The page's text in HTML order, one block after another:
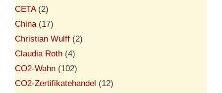
CETA(2)
China(17)
Christian Wulff (2)
Claudia Roth (4)
CO2-Wahn (102)
CO2-Zertifikatehandel (12)